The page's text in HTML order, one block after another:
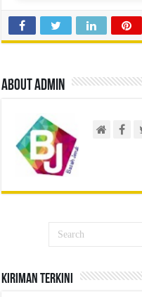
About admin
Kiriman Terkini